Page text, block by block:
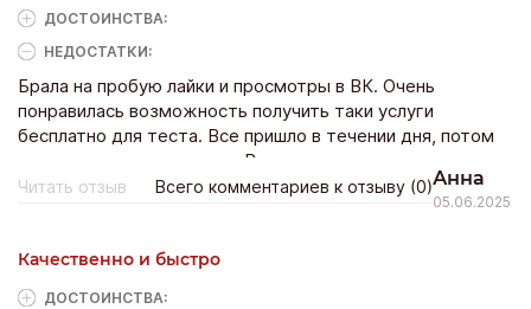
ДОСТОИНCТВА:
НЕДОСТАТКИ:
Брала на пробую лайки и просмотры в ВК. Очень
понравилась возможность получить таки услуги
бесплатно для теста. Все пришло в течении дня, потом
уже и платно заказала их. Все пришло в соответствии с
заказом. Реально хороший сайт.
Читать отзыв Всего комментариев к отзыву (0)Анна
05.06.2025
Качественно и быстро
ДОСТОИНCТВА: